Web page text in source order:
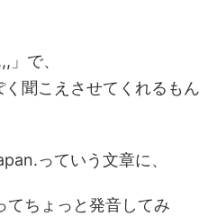
で、
聞こえさせてくれるもん
っていう文章に、
ちょっと発音してみ